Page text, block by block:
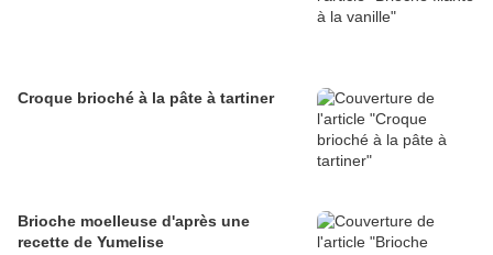
Croque brioché à la pâte à tartiner
Brioche moelleuse d'après une
recette de Yumelise